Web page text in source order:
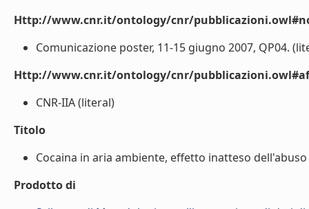
Http://www.cnr.it/ontology/cnr/
Comunicazione poster, 11-15 giugno 2007, QP04.
Http://www.cnr.it/ontology/cnr/
CNR-IIA (literal)
Titolo
Cocaina in aria ambiente, effetto inatteso
Prodotto di